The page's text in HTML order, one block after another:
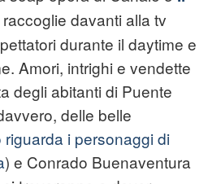
davanti alla tv
durante il daytime e
Amori, intrighi e vendette
degli abitanti di Puente
delle belle
riguarda i personaggi di
) e Conrado Buenaventura